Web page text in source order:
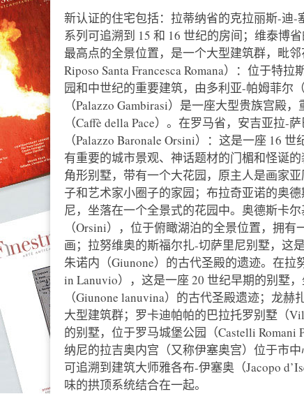
新认证的住宅包括：拉蒂纳省的克拉丽斯-迪
系列可追溯到 15 和 16 世纪的房间；维泰博
最高点的全景位置，是一个大型建筑群，毗
Riposo Santa Francesca Romana）：位于特
园和中世纪的重要建筑，由多利亚-帕姆菲尔
（Palazzo Gambirasi）是一座大型贵族宫殿
（Caffè della Pace）。在罗马省，安吉亚拉-
（Palazzo Baronale Orsini）：这是一座 16
有重要的城市景观、神话题材的门楣和怪诞
角形别墅，带有一个大花园，原主人是画家
子和艺术家小圈子的家园；布拉奇亚诺的奥
尼，坐落在一个全景式的花园中。奥德斯卡
（Orsini），位于俯瞰湖泊的全景位置，拥
画；拉努维奥的斯福尔扎-切萨里尼别墅，这
朱诺内（Giunone）的古代圣殿的遗迹。在拉
in Lanuvio），这是一座 20 世纪早期的别墅
（Giunone lanuvina）的古代圣殿遗迹；龙
大型建筑群；罗卡迪帕帕的巴拉托罗别墅（
的别墅，位于罗马城堡公园（Castelli
纳尼的拉吉奥内宫（又称伊塞奥宫）位于市
可追溯到建筑大师雅各布-伊塞奥（Jacopo
味的拱顶系统结合在一起。